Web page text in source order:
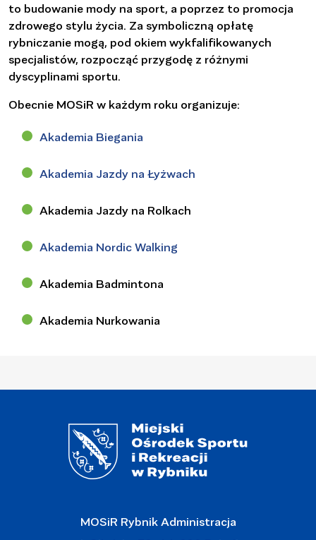
to budowanie mody na sport, a poprzez to promocja
zdrowego stylu życia. Za symboliczną opłatę
rybniczanie mogą, pod okiem wykfalifikowanych
specjalistów, rozpocząć przygodę z różnymi
dyscyplinami sportu.
Obecnie MOSiR w każdym roku organizuje:
Akademia Biegania
Akademia Jazdy na Łyżwach
Akademia Jazdy na Rolkach
Akademia Nordic Walking
Akademia Badmintona
Akademia Nurkowania
MOSiR Rybnik Administracja